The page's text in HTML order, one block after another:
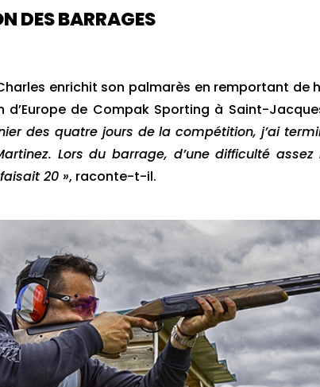
DES BARRAGES
enrichit son palmarès en remportant de
d’Europe de Compak Sporting à Saint-
des quatre jours de la compétition, j’ai
Lors du barrage, d’une difficulté
20 », raconte-t-il.